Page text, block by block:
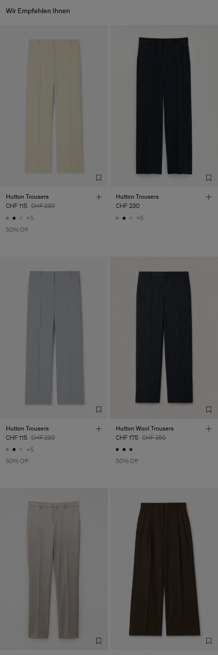
Wir Empfehlen Ihnen
Hutton Trousers
CHF 115 CHF 230
+5
50% Off
Hutton Trousers
CHF 230
+5
Hutton Trousers
CHF 115 CHF 230
+5
50% Off
Hutton Wool Trousers
CHF 175 CHF 350
50% Off